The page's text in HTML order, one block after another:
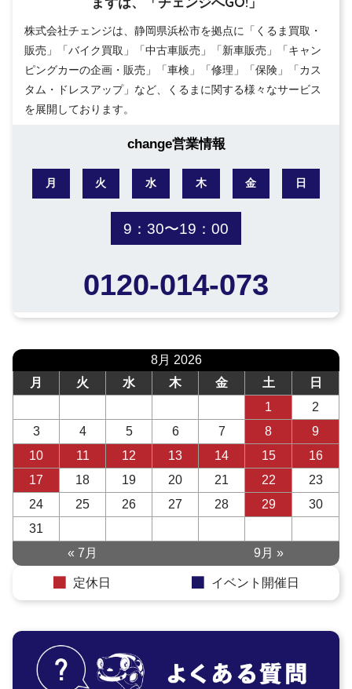
株式会社チェンジは、静岡県浜松市を拠点に「くるま買取・
販売」「バイク買取」「中古車販売」「新車販売」「キャン
ピングカーの企画・販売」「車検」「修理」「保険」「カス
タム・ドレスアップ」など、くるまに関する様々なサービス
を展開しております。
change営業情報
月 火 水 木 金 日
9：30〜19：00
0120-014-073
8月 2026
月
火 水 木 金 土
日
1
2
3
4 5 6 7 8
9
10
11 12 13 14 15
16
17
18 19 20 21 22
23
24
25 26 27 28 29
30
31
« 7月
9月 »
定休日 イベント開催日